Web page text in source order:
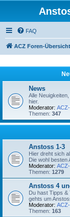
FAQ
ACZ Foren-Übersicht
News
Alle
hier.
Moderator:
Themen: 347
Anstoss 1-3
Hier dreht sich
Die wohl besten
Moderator:
Themen: 1279
Anstoss 4
Du hast Tipps &
gehts um
Moderator:
Themen: 163